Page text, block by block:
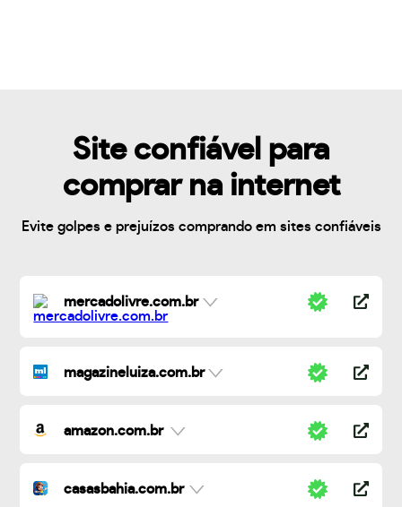
Site confiável para
comprar na internet
Evite golpes e prejuízos comprando em sites confiáveis
mercadolivre.com.br
magazineluiza.com.br
amazon.com.br
casasbahia.com.br